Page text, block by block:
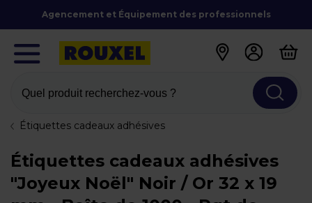
Agencement et Équipement des professionnels
Quel produit recherchez-vous ?
Étiquettes cadeaux adhésives
Étiquettes cadeaux adhésives
"Joyeux Noël" Noir / Or 32 x 19